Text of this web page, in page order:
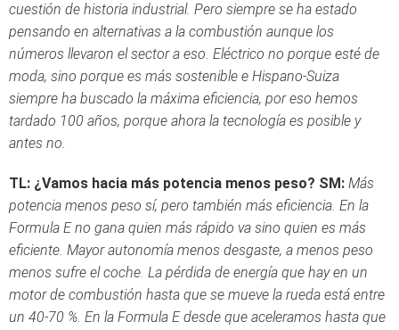
cuestión de historia industrial. Pero siempre se ha estado
pensando en alternativas a la combustión aunque los
números llevaron el sector a eso. Eléctrico no porque esté de
moda, sino porque es más sostenible e Hispano-Suiza
siempre ha buscado la máxima eficiencia, por eso hemos
tardado 100 años, porque ahora la tecnología es posible y
antes no.
TL: ¿Vamos hacia más potencia menos peso? SM: Más
potencia menos peso sí, pero también más eficiencia. En la
Formula E no gana quien más rápido va sino quien es más
eficiente. Mayor autonomía menos desgaste, a menos peso
menos sufre el coche. La pérdida de energía que hay en un
motor de combustión hasta que se mueve la rueda está entre
un 40-70 %. En la Formula E desde que aceleramos hasta que